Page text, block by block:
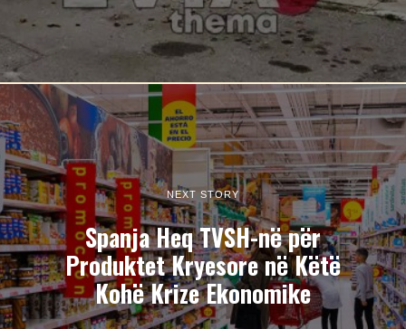
NEXT STORY
Spanja Heq TVSH-në për
Produktet Kryesore në Këtë
Kohë Krize Ekonomike